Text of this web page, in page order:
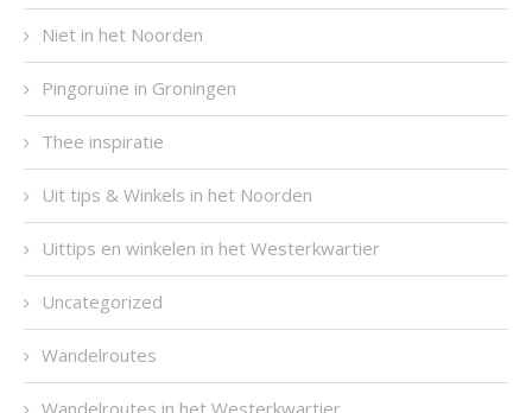
Niet in het Noorden
Pingoruïne in Groningen
Thee inspiratie
Uit tips & Winkels in het Noorden
Uittips en winkelen in het Westerkwartier
Uncategorized
Wandelroutes